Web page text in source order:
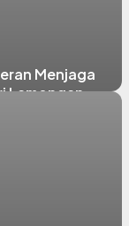
Menjaga
Lamongan